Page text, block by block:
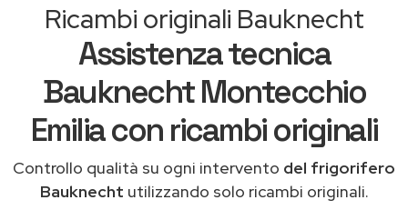
Ricambi originali Bauknecht
Assistenza tecnica
Bauknecht Montecchio
Emilia con ricambi originali
Controllo qualità su ogni intervento del frigorifero
Bauknecht utilizzando solo ricambi originali.